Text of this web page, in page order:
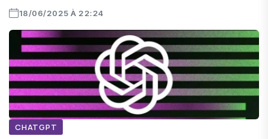
18/06/2025 À 22:24
CHATGPT